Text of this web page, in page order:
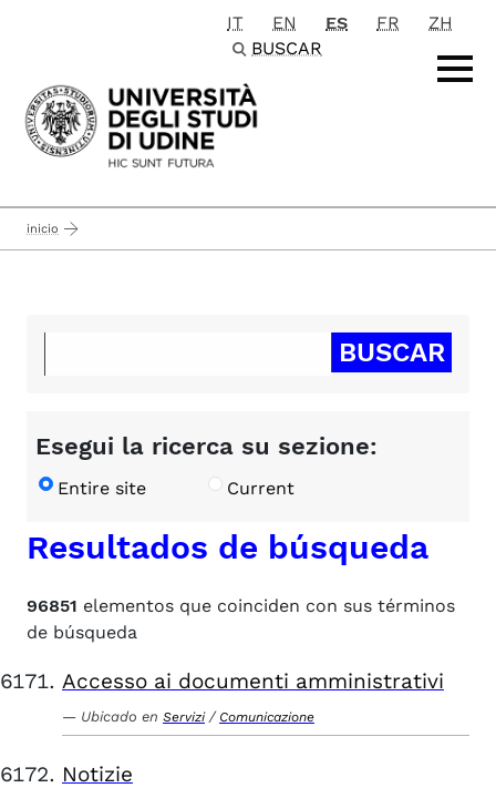
Passa al contenuto principale
IT EN ES FR
ZH
BUSCAR
inicio
Esegui la ricerca su sezione:
Entire site Current
Resultados de búsqueda
96851 elementos que coinciden con sus términos
de búsqueda
Accesso ai documenti amministrativi
Ubicado en Servizi / Comunicazione
Notizie